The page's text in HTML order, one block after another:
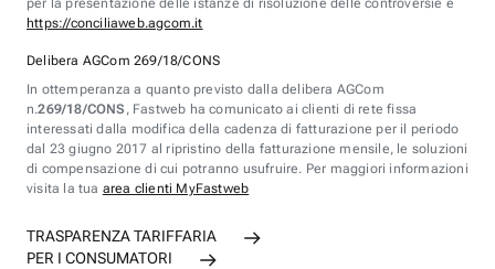
per la presentazione delle istanze di risoluzione delle controversie è
https://conciliaweb.agcom.it
Delibera AGCom 269/18/CONS
In ottemperanza a quanto previsto dalla delibera AGCom
n.269/18/CONS , Fastweb ha comunicato ai clienti di rete fissa
interessati dalla modifica della cadenza di fatturazione per il periodo
dal 23 giugno 2017 al ripristino della fatturazione mensile, le soluzioni
di compensazione di cui potranno usufruire. Per maggiori informazioni
visita la tua area clienti MyFastweb
TRASPARENZA TARIFFARIA
PER I CONSUMATORI